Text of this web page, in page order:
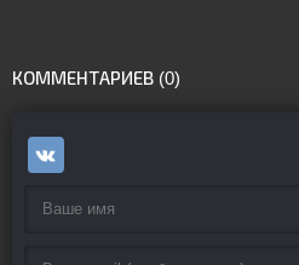
КОММЕНТАРИЕВ (0)